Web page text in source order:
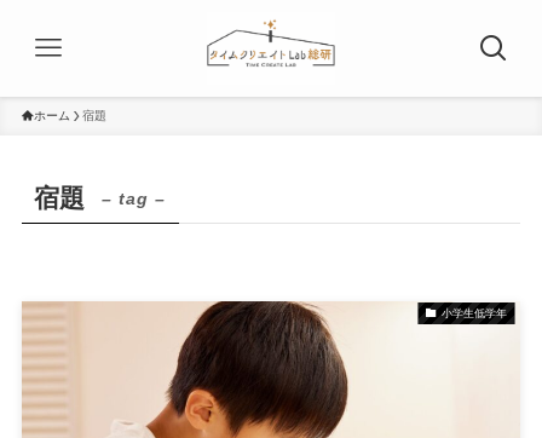
ホーム 宿題
宿題 – tag –
小学生低学年